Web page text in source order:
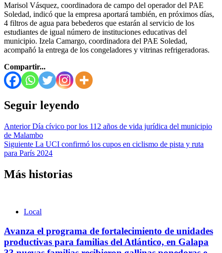
Marisol Vásquez, coordinadora de campo del operador del PAE
Soledad, indicó que la empresa aportará también, en próximos días,
4 filtros de agua para bebederos que estarán al servicio de los
estudiantes de igual número de instituciones educativas del
municipio. Izela Camargo, coordinadora del PAE Soledad,
acompañó la entrega de los congeladores y vitrinas refrigeradoras.
Compartir...
Seguir leyendo
AnteriorDía cívico por los 112 años de vida jurídica del municipio
de Malambo
Siguiente La UCI confirmó los cupos en ciclismo de pista y ruta
para París 2024
Más historias
Local
Avanza el programa de fortalecimiento de unidades
productivas para familias del Atlántico, en Galapa